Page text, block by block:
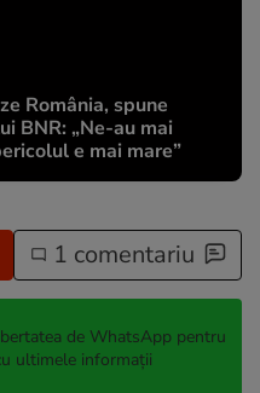
România, spune
BNR: „Ne-au mai
e mai mare”
1 comentariu
de WhatsApp pentru
ultimele informații